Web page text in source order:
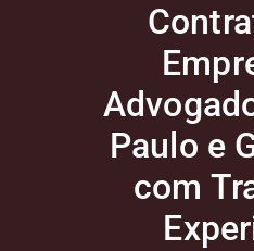
Paulo e
com